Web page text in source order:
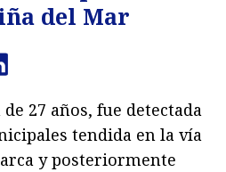
del Mar
27 años, fue detectada
tendida en la vía
y posteriormente